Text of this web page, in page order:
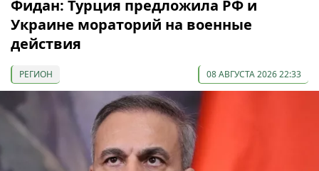
Фидан: Турция предложила РФ и
Украине мораторий на военные
действия
РЕГИОН 08 АВГУСТА 2026 22:33